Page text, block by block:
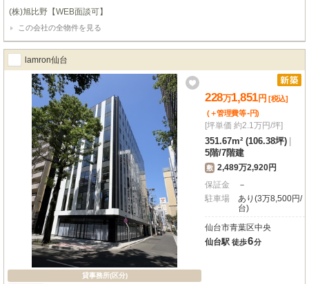
事実施！！～
(株)旭比野【WEB面談可】
この会社の全物件を見る
lamron仙台
貸事務所(区分)
228万1,851円 [税込]
(＋管理費等-円)
[坪単価 約2.1万円/坪]
351.67m² (106.38坪)
5階/7階建
敷 2,489万2,920円
保証金
－
駐車場
あり(3万8,500円/
台)
仙台市青葉区中央
仙台駅 徒歩6分